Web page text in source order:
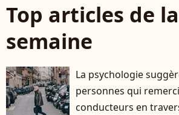
Top articles de la
semaine
La psychologie
personnes qui
conducteurs en